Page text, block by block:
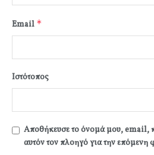
Email *
Ιστότοπος
Αποθήκευσε το όνομά μου, email,
αυτόν τον πλοηγό για την